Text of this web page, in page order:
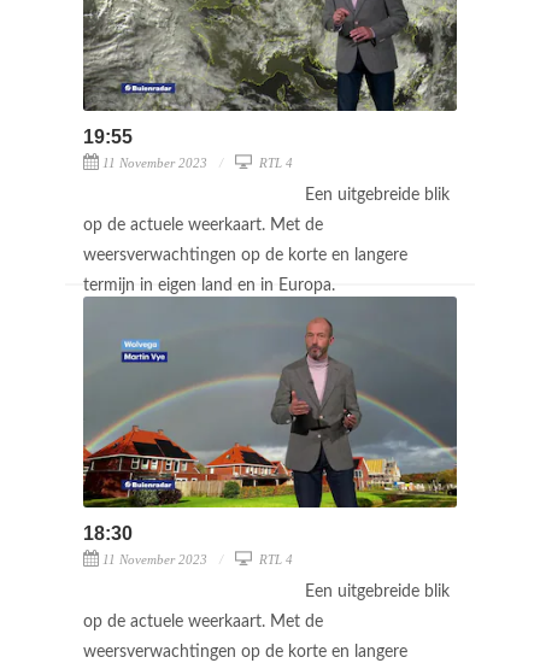
19:55
11 November 2023 RTL 4
Een uitgebreide blik
op de actuele weerkaart. Met de
weersverwachtingen op de korte en langere
termijn in eigen land en in Europa.
18:30
11 November 2023 RTL 4
Een uitgebreide blik
op de actuele weerkaart. Met de
weersverwachtingen op de korte en langere